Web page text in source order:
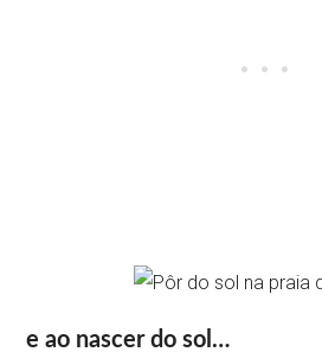
e ao nascer do sol…